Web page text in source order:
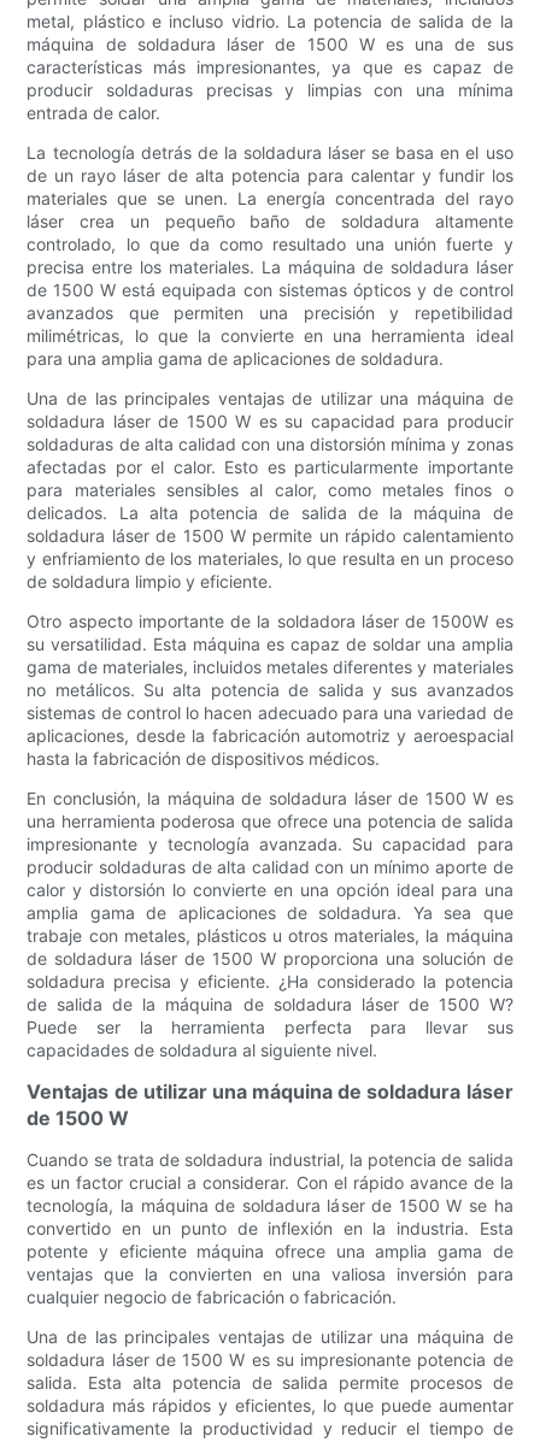
metal, plástico e incluso vidrio. La potencia de salida de la
máquina de soldadura láser de 1500 W es una de sus
características más impresionantes, ya que es capaz de
producir soldaduras precisas y limpias con una mínima
entrada de calor.
La tecnología detrás de la soldadura láser se basa en el uso
de un rayo láser de alta potencia para calentar y fundir los
materiales que se unen. La energía concentrada del rayo
láser crea un pequeño baño de soldadura altamente
controlado, lo que da como resultado una unión fuerte y
precisa entre los materiales. La máquina de soldadura láser
de 1500 W está equipada con sistemas ópticos y de control
avanzados que permiten una precisión y repetibilidad
milimétricas, lo que la convierte en una herramienta ideal
para una amplia gama de aplicaciones de soldadura.
Una de las principales ventajas de utilizar una máquina de
soldadura láser de 1500 W es su capacidad para producir
soldaduras de alta calidad con una distorsión mínima y zonas
afectadas por el calor. Esto es particularmente importante
para materiales sensibles al calor, como metales finos o
delicados. La alta potencia de salida de la máquina de
soldadura láser de 1500 W permite un rápido calentamiento
y enfriamiento de los materiales, lo que resulta en un proceso
de soldadura limpio y eficiente.
Otro aspecto importante de la soldadora láser de 1500W es
su versatilidad. Esta máquina es capaz de soldar una amplia
gama de materiales, incluidos metales diferentes y materiales
no metálicos. Su alta potencia de salida y sus avanzados
sistemas de control lo hacen adecuado para una variedad de
aplicaciones, desde la fabricación automotriz y aeroespacial
hasta la fabricación de dispositivos médicos.
En conclusión, la máquina de soldadura láser de 1500 W es
una herramienta poderosa que ofrece una potencia de salida
impresionante y tecnología avanzada. Su capacidad para
producir soldaduras de alta calidad con un mínimo aporte de
calor y distorsión lo convierte en una opción ideal para una
amplia gama de aplicaciones de soldadura. Ya sea que
trabaje con metales, plásticos u otros materiales, la máquina
de soldadura láser de 1500 W proporciona una solución de
soldadura precisa y eficiente. ¿Ha considerado la potencia
de salida de la máquina de soldadura láser de 1500 W?
Puede ser la herramienta perfecta para llevar sus
capacidades de soldadura al siguiente nivel.
Ventajas de utilizar una máquina de soldadura láser
de 1500 W
Cuando se trata de soldadura industrial, la potencia de salida
es un factor crucial a considerar. Con el rápido avance de la
tecnología, la máquina de soldadura láser de 1500 W se ha
convertido en un punto de inflexión en la industria. Esta
potente y eficiente máquina ofrece una amplia gama de
ventajas que la convierten en una valiosa inversión para
cualquier negocio de fabricación o fabricación.
Una de las principales ventajas de utilizar una máquina de
soldadura láser de 1500 W es su impresionante potencia de
salida. Esta alta potencia de salida permite procesos de
soldadura más rápidos y eficientes, lo que puede aumentar
significativamente la productividad y reducir el tiempo de